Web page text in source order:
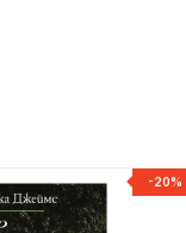
-20%